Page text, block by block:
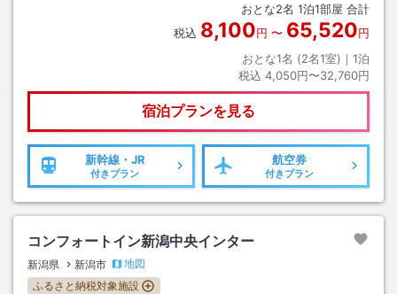
おとな2名 1泊1部屋 合計
税込 8,100円 〜 65,520円
おとな1名 (2名1室)｜ 1泊
税込 4,050円〜32,760円
宿泊プランを見る
新幹線・JR
付きプラン
航空券
付きプラン
コンフォートイン新潟中央インター
新潟県 新潟市
地図
ふるさと納税対象施設